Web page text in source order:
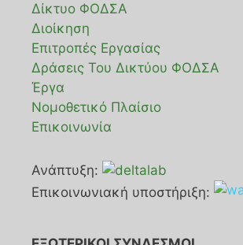
Δίκτυο ΦΟΔΣΑ
Διοίκηση
Επιτροπές Εργασίας
Δράσεις Του Δικτύου ΦΟΔΣΑ
Έργα
Νομοθετικό Πλαίσιο
Επικοινωνία
Ανάπτυξη:
Επικοινωνιακή υποστήριξη: